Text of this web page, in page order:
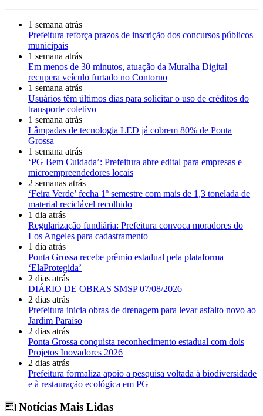
1 semana atrás
Prefeitura reforça prazos de inscrição dos concursos públicos
municipais
1 semana atrás
Em menos de 30 minutos, atuação da Muralha Digital
recupera veículo furtado no Contorno
1 semana atrás
Usuários têm últimos dias para solicitar o uso de créditos do
transporte coletivo
1 semana atrás
Lâmpadas de tecnologia LED já cobrem 80% de Ponta
Grossa
1 semana atrás
‘PG Bem Cuidada’: Prefeitura abre edital para empresas e
microempreendedores locais
2 semanas atrás
‘Feira Verde’ fecha 1º semestre com mais de 1,3 tonelada de
material reciclável recolhido
1 dia atrás
Regularização fundiária: Prefeitura convoca moradores do
Los Angeles para cadastramento
1 dia atrás
Ponta Grossa recebe prêmio estadual pela plataforma
‘ElaProtegida’
2 dias atrás
DIÁRIO DE OBRAS SMSP 07/08/2026
2 dias atrás
Prefeitura inicia obras de drenagem para levar asfalto novo ao
Jardim Paraíso
2 dias atrás
Ponta Grossa conquista reconhecimento estadual com dois
Projetos Inovadores 2026
2 dias atrás
Prefeitura formaliza apoio a pesquisa voltada à biodiversidade
e à restauração ecológica em PG
Notícias Mais Lidas